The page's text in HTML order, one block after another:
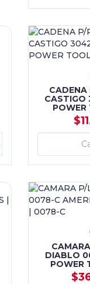
CADENA
CASTIGO
+
DIABLO
POWER